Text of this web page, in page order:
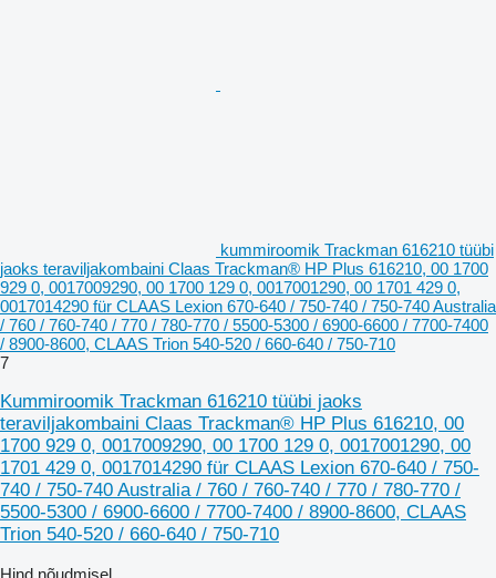
kummiroomik Trackman 616210 tüübi
jaoks teraviljakombaini Claas Trackman® HP Plus 616210, 00 1700
929 0, 0017009290, 00 1700 129 0, 0017001290, 00 1701 429 0,
0017014290 für CLAAS Lexion 670-640 / 750-740 / 750-740 Australia
/ 760 / 760-740 / 770 / 780-770 / 5500-5300 / 6900-6600 / 7700-7400
/ 8900-8600, CLAAS Trion 540-520 / 660-640 / 750-710
7
Kummiroomik Trackman 616210 tüübi jaoks
teraviljakombaini Claas Trackman® HP Plus 616210, 00
1700 929 0, 0017009290, 00 1700 129 0, 0017001290, 00
1701 429 0, 0017014290 für CLAAS Lexion 670-640 / 750-
740 / 750-740 Australia / 760 / 760-740 / 770 / 780-770 /
5500-5300 / 6900-6600 / 7700-7400 / 8900-8600, CLAAS
Trion 540-520 / 660-640 / 750-710
Hind nõudmisel